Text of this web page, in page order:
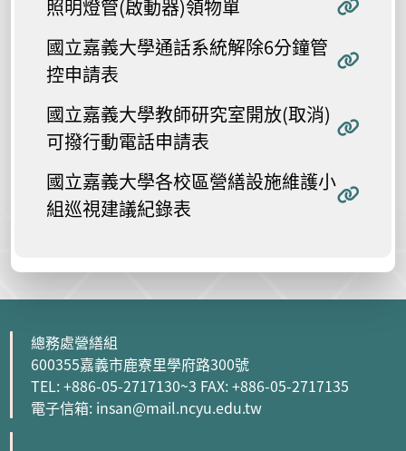
照明燈管(啟動器)領物單
國立嘉義大學通話系統解除6分鐘管
控申請表
國立嘉義大學教師研究室開放(取消)
可撥行動電話申請表
國立嘉義大學各校區營繕設施維護小
組巡視建議紀錄表
總務處營繕組
600355嘉義市鹿寮里學府路300號
TEL: +886-05-2717130~3 FAX: +886-05-2717135
電子信箱: insan@mail.ncyu.edu.tw